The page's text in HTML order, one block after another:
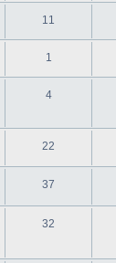
11
1
4
22
37
32